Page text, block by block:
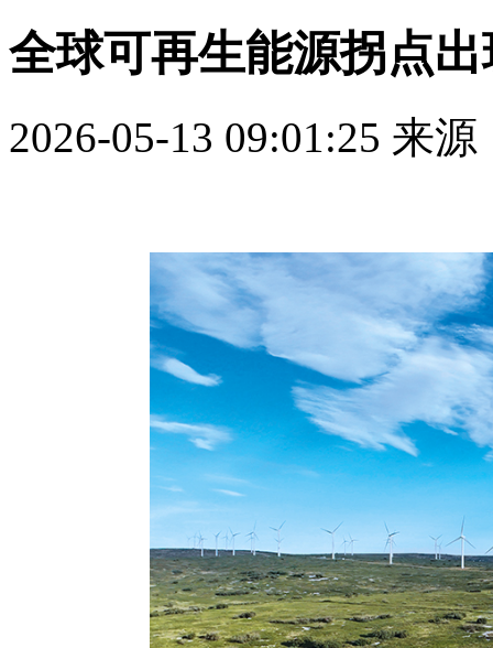
全球可再生能源拐点出
2026-05-13 09:01:25 来